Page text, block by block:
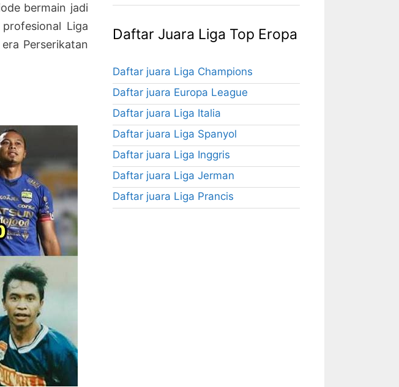
bermain jadi
Liga
Perserikatan
Daftar Juara Liga Top Eropa
Daftar juara Liga Champions
Daftar juara Europa League
Daftar juara Liga Italia
Daftar juara Liga Spanyol
Daftar juara Liga Inggris
Daftar juara Liga Jerman
Daftar juara Liga Prancis